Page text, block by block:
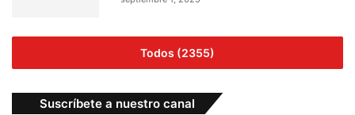
Todos (2355)
Suscríbete a nuestro canal